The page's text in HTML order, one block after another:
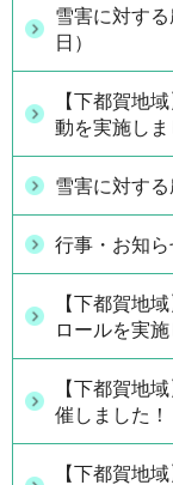
雪害に対す
日）
【下都賀地
動を実施しま
雪害に対す
行事・お知
【下都賀地
ロールを実施
【下都賀地
催しました！
【下都賀地